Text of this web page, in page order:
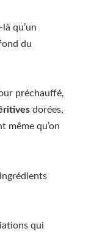
qu’un
du
préchauffé,
dorées,
même qu’on
qui